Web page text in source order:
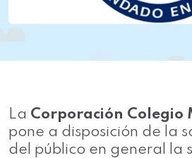
La Corporación Colegio
pone a disposición de la
del público en general la